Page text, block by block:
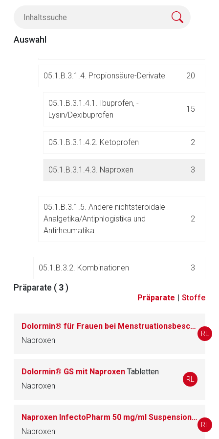
Auswahl
05.1.B.3.1.2. Essigsäure-Derivate
05.1.B.3.1.4. Propionsäure-Derivate 20
05.1.B.3.1.4.1. Ibuprofen, -
Lysin/Dexibuprofen
15
05.1.B.3.1.4.2. Ketoprofen 2
05.1.B.3.1.4.3. Naproxen 3
05.1.B.3.1.5. Andere nichtsteroidale
Analgetika/Antiphlogistika und
Antirheumatika
2
05.1.B.3.2. Kombinationen 3
05.1.B.4. Spezifische Antirheumatika
05.1.B.5. Mittel bei degenerativen
05.1.B.6. Andere Antirheumatika 3
05.1.D. Homöopathika 30
Präparate ( 3 )
Präparate | Stoffe
Dolormin® für Frauen bei Menstruationsbeschwerden mit Naproxen
Naproxen
RL
Dolormin® GS mit Naproxen Tabletten
Naproxen
RL
Naproxen InfectoPharm 50 mg/ml Suspension zum Einnehmen
Naproxen
RL
Seite. Für die Inhalte der externen Web-Seite ist deren
Betreiber verantwortlich. Ebenso gelten dort ggf. andere